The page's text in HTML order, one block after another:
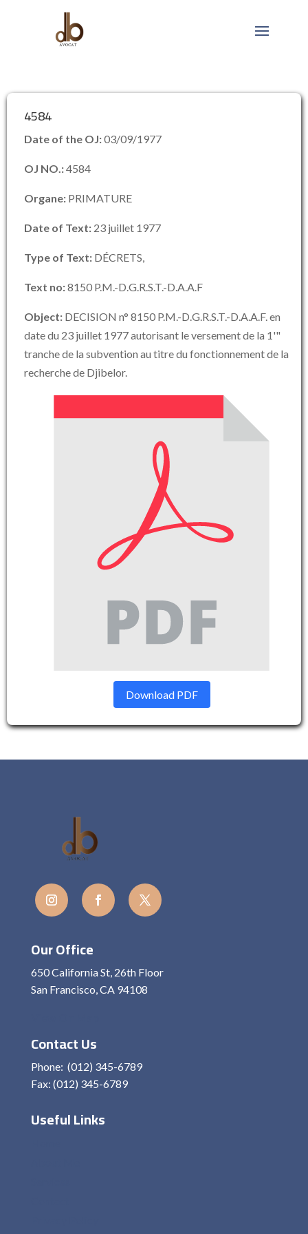
4584
Date of the OJ:03/09/1977
OJ NO.:4584
Organe: PRIMATURE
Date of Text: 23 juillet 1977
Type of Text: DÉCRETS,
Text no:8150 P.M.-D.G.R.S.T.-D.A.A.F
Object: DECISION n° 8150 P.M.-D.G.R.S.T.-D.A.A.F. en
date du 23 juillet 1977 autorisant le versement de la 1'"
tranche de la subvention au titre du fonctionnement de la
recherche de Djibelor.
Download PDF
Our Office
650 California St, 26th Floor
San Francisco, CA 94108
Contact Us
Phone: (012) 345-6789
Fax: (012) 345-6789
Useful Links